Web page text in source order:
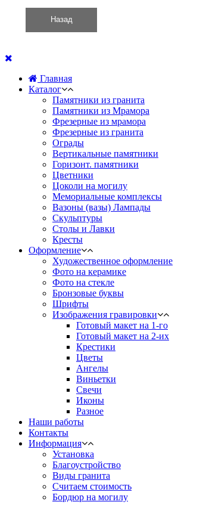
Главная
Каталог
Памятники из гранита
Памятники из Мрамора
Фрезерные из мрамора
Фрезерные из гранита
Ограды
Вертикальные памятники
Горизонт. памятники
Цветники
Цоколи на могилу
Мемориальные комплексы
Вазоны (вазы) Лампады
Скульптуры
Столы и Лавки
Кресты
Оформление
Художественное оформление
Фото на керамике
Фото на стекле
Бронзовые буквы
Шрифты
Изображения гравировки
Готовый макет на 1-го
Готовый макет на 2-их
Крестики
Цветы
Ангелы
Виньетки
Свечи
Иконы
Разное
Наши работы
Контакты
Информация
Установка
Благоустройство
Виды гранита
Считаем стоимость
Бордюр на могилу